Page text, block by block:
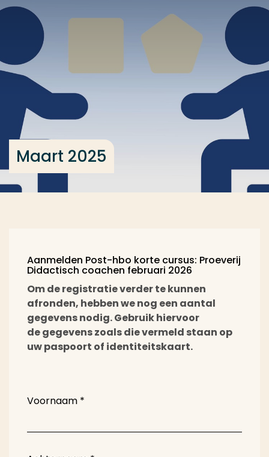
Ga direct naar de content
... > Maart 2025
Maart 2025
Aanmelden Post-hbo korte cursus: Proeverij
Didactisch coachen februari 2026
Om de registratie verder te kunnen
afronden, hebben we nog een aantal
gegevens nodig. Gebruik hiervoor
de gegevens zoals die vermeld staan op
uw paspoort of identiteitskaart.
Voornaam *
Veel gezocht